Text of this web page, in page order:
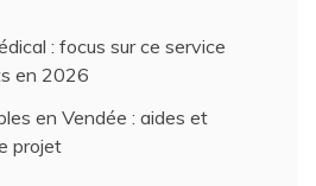
: focus sur ce service
en 2026
en Vendée : aides et
projet